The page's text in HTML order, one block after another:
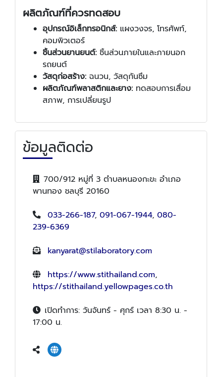
ผลิตภัณฑ์ที่ควรทดสอบ
อุปกรณ์อิเล็กทรอนิกส์: แผงวงจร, โทรศัพท์,
คอมพิวเตอร์
ชิ้นส่วนยานยนต์: ชิ้นส่วนภายในและภายนอก
รถยนต์
วัสดุก่อสร้าง: ฉนวน, วัสดุกันซึม
ผลิตภัณฑ์พลาสติกและยาง: ทดสอบการเสื่อม
สภาพ, การเปลี่ยนรูป
ข้อมูลติดต่อ
700/912 หมู่ที่ 3 ตำบลหนองกะขะ อำเภอ
พานทอง ชลบุรี 20160
033-266-187, 091-067-1944, 080-
239-6369
kanyarat@stilaboratory.com
https://www.stithailand.com,
https://stithailand.yellowpages.co.th
เปิดทำการ: วันจันทร์ - ศุกร์ เวลา 8:30 น. -
17:00 น.